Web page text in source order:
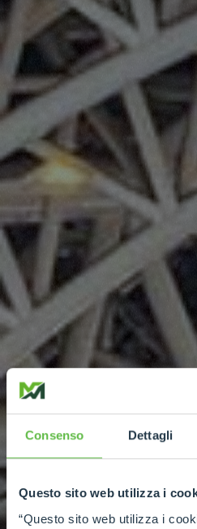
Consenso Dettagli
Questo sito web utilizza i
“Questo sito web utilizza i